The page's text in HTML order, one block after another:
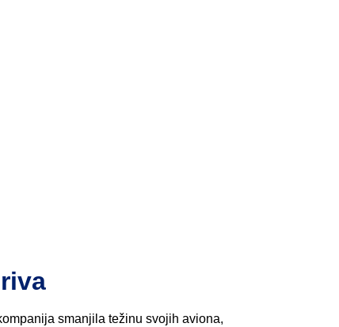
smanjila težinu svojih aviona,